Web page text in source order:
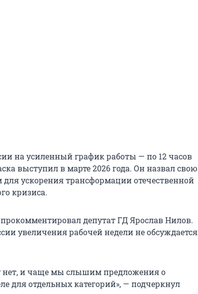
на усиленный график работы — по 12 часов
выступил в марте 2026 года. Он назвал свою
ускорения трансформации отечественной
кризиса.
депутат ГД Ярослав Нилов.
увеличения рабочей недели не обсуждается
нет, и чаще мы слышим предложения о
для отдельных категорий», — подчеркнул